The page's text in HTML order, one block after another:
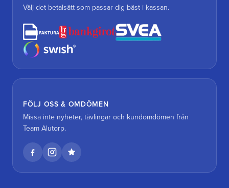
Välj det betalsätt som passar dig bäst i kassan.
FÖLJ OSS & OMDÖMEN
Missa inte nyheter, tävlingar och kundomdömen från
Team Alutorp.